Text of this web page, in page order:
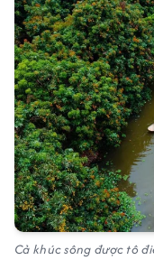
Cả khúc sông được tô